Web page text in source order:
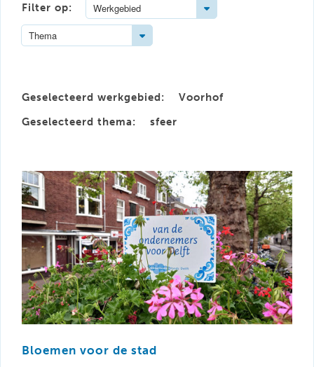
Filter op: Werkgebied Toggle Dropdown
Thema Toggle Dropdown
Geselecteerd werkgebied:
Voorhof
Geselecteerd thema:
sfeer
Bloemen voor de stad